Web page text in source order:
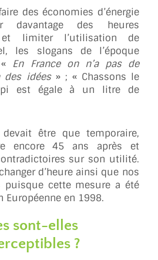
des économies d’énergie
davantage des heures
et limiter l’utilisation de
les slogans de l’époque
En France on n’a pas de
idées» ; « Chassons le
est égale à un litre de
être que temporaire,
encore 45 ans après et
sur son utilité.
d’heure ainsi que nos
puisque cette mesure a été
Européenne en 1998.
sont-elles
?